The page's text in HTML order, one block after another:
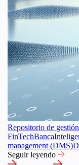
Repositorio de
FinTechBanca
management (DMS)
Seguir leyendo